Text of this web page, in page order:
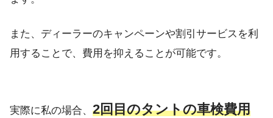
また、ディーラーのキャンペーンや割引サービスを利
用することで、費用を抑えることが可能です。
実際に私の場合、 2回目のタントの車検費用